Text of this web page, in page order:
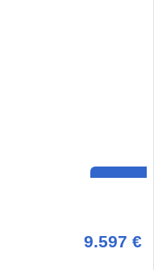
9.597 €